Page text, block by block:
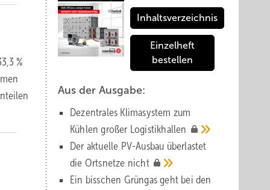
%
Inhaltsverzeichnis
Einzelheft
bestellen
Aus der Ausgabe:
Dezentrales Klimasystem zum
Kühlen großer Logistik­hallen
Der aktuelle PV-Ausbau über­lastet
die Orts­netze nicht
Ein bisschen Grüngas geht bei den